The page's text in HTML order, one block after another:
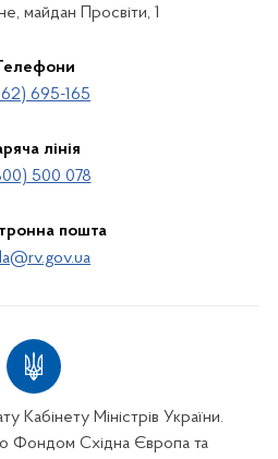
майдан Просвіти, 1
695-165
лінія
500 078
пошта
Кабінету Міністрів України.
Фондом Східна Європа та